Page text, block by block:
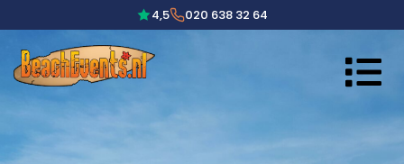
4,5 020 638 32 64